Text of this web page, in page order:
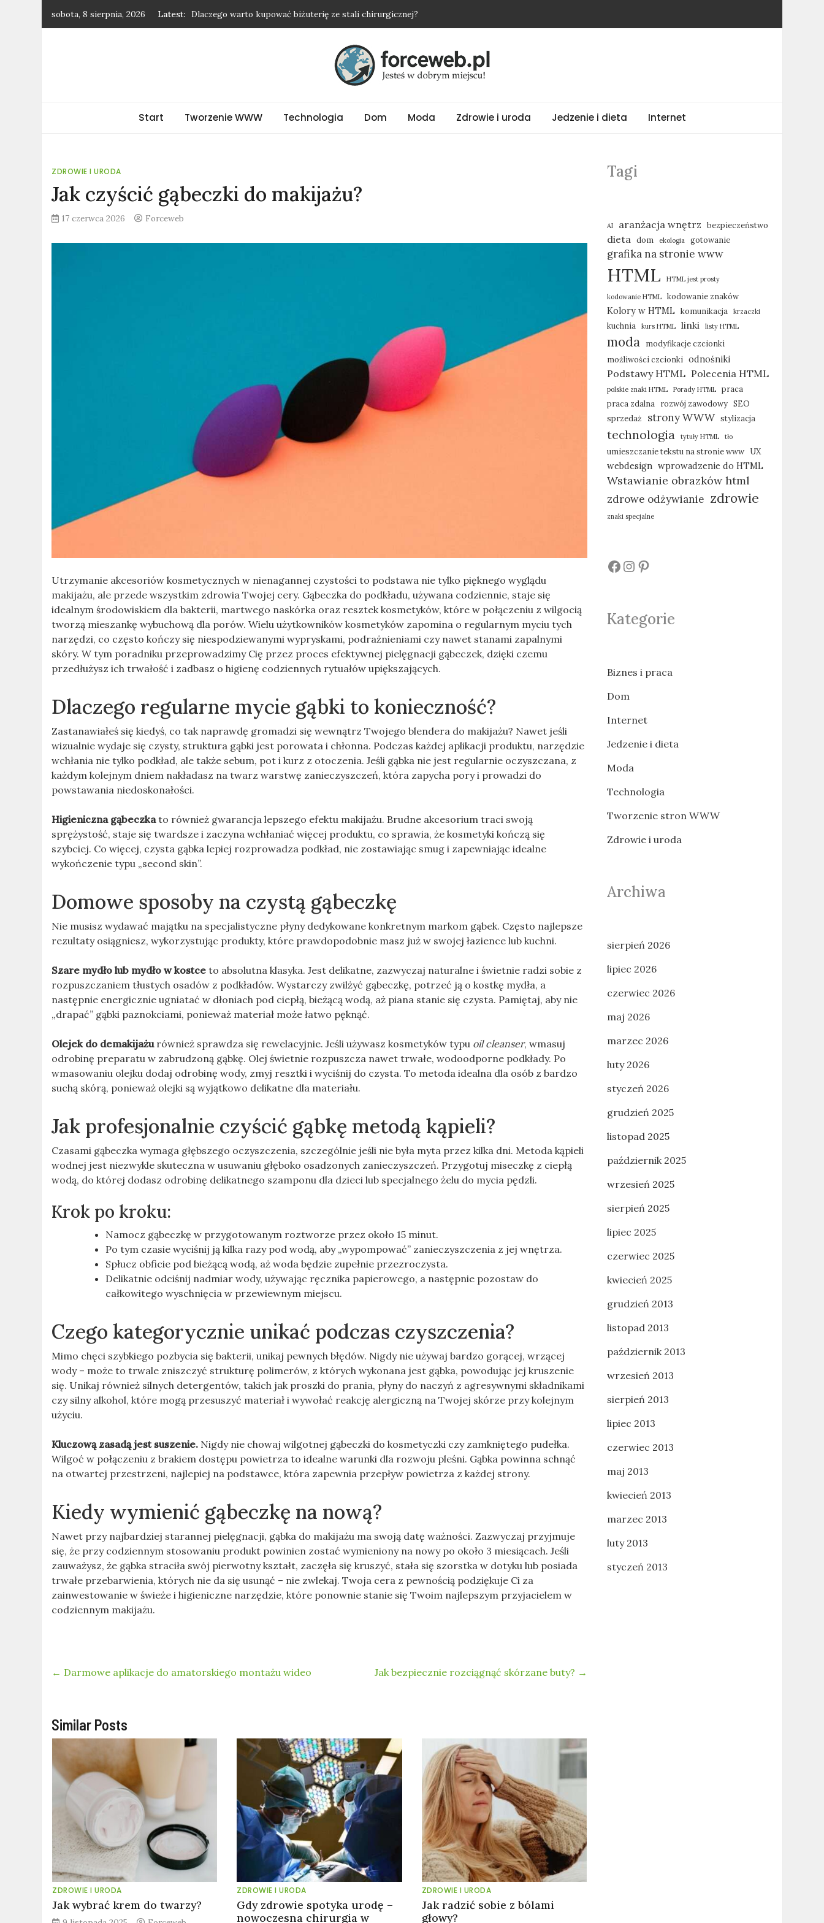
sobota, 8 sierpnia, 2026 Latest: Dlaczego warto kupować biżuterię ze stali chirurgicznej?
Jak negocjować podwyżkę i nie wyjść na osobę roszczeniową?
Dodatki, które odmienią nawet najprostszy strój
Lniane koszule – idealny wybór na upalne dni
forceweb.pl
Start Tworzenie WWW Technologia Dom Moda Zdrowie i uroda Jedzenie i dieta Internet
ZDROWIE I URODA
Jak czyścić gąbeczki do makijażu?
17 czerwca 2026 Forceweb
Utrzymanie akcesoriów kosmetycznych w nienagannej czystości to podstawa nie tylko pięknego wyglądu
makijażu, ale przede wszystkim zdrowia Twojej cery. Gąbeczka do podkładu, używana codziennie, staje się
idealnym środowiskiem dla bakterii, martwego naskórka oraz resztek kosmetyków, które w połączeniu z wilgocią
tworzą mieszankę wybuchową dla porów. Wielu użytkowników kosmetyków zapomina o regularnym myciu tych
narzędzi, co często kończy się niespodziewanymi wypryskami, podrażnieniami czy nawet stanami zapalnymi
skóry. W tym poradniku przeprowadzimy Cię przez proces efektywnej pielęgnacji gąbeczek, dzięki czemu
przedłużysz ich trwałość i zadbasz o higienę codziennych rytuałów upiększających.
Dlaczego regularne mycie gąbki to konieczność?
Zastanawiałeś się kiedyś, co tak naprawdę gromadzi się wewnątrz Twojego blendera do makijażu? Nawet jeśli
wizualnie wydaje się czysty, struktura gąbki jest porowata i chłonna. Podczas każdej aplikacji produktu, narzędzie
wchłania nie tylko podkład, ale także sebum, pot i kurz z otoczenia. Jeśli gąbka nie jest regularnie oczyszczana, z
każdym kolejnym dniem nakładasz na twarz warstwę zanieczyszczeń, która zapycha pory i prowadzi do
powstawania niedoskonałości.
Higieniczna gąbeczkato również gwarancja lepszego efektu makijażu. Brudne akcesorium traci swoją
sprężystość, staje się twardsze i zaczyna wchłaniać więcej produktu, co sprawia, że kosmetyki kończą się
szybciej. Co więcej, czysta gąbka lepiej rozprowadza podkład, nie zostawiając smug i zapewniając idealne
wykończenie typu „second skin”.
Domowe sposoby na czystą gąbeczkę
Nie musisz wydawać majątku na specjalistyczne płyny dedykowane konkretnym markom gąbek. Często najlepsze
rezultaty osiągniesz, wykorzystując produkty, które prawdopodobnie masz już w swojej łazience lub kuchni.
Szare mydło lub mydło w kostce to absolutna klasyka. Jest delikatne, zazwyczaj naturalne i świetnie radzi sobie z
rozpuszczaniem tłustych osadów z podkładów. Wystarczy zwilżyć gąbeczkę, potrzeć ją o kostkę mydła, a
następnie energicznie ugniatać w dłoniach pod ciepłą, bieżącą wodą, aż piana stanie się czysta. Pamiętaj, aby nie
„drapać” gąbki paznokciami, ponieważ materiał może łatwo pęknąć.
Olejek do demakijażurównież sprawdza się rewelacyjnie. Jeśli używasz kosmetyków typu oil cleanser, wmasuj
odrobinę preparatu w zabrudzoną gąbkę. Olej świetnie rozpuszcza nawet trwałe, wodoodporne podkłady. Po
wmasowaniu olejku dodaj odrobinę wody, zmyj resztki i wyciśnij do czysta. To metoda idealna dla osób z bardzo
suchą skórą, ponieważ olejki są wyjątkowo delikatne dla materiału.
Jak profesjonalnie czyścić gąbkę metodą kąpieli?
Czasami gąbeczka wymaga głębszego oczyszczenia, szczególnie jeśli nie była myta przez kilka dni. Metoda kąpieli
wodnej jest niezwykle skuteczna w usuwaniu głęboko osadzonych zanieczyszczeń. Przygotuj miseczkę z ciepłą
wodą, do której dodasz odrobinę delikatnego szamponu dla dzieci lub specjalnego żelu do mycia pędzli.
Krok po kroku:
Namocz gąbeczkę w przygotowanym roztworze przez około 15 minut.
Po tym czasie wyciśnij ją kilka razy pod wodą, aby „wypompować” zanieczyszczenia z jej wnętrza.
Spłucz obficie pod bieżącą wodą, aż woda będzie zupełnie przezroczysta.
Delikatnie odciśnij nadmiar wody, używając ręcznika papierowego, a następnie pozostaw do
całkowitego wyschnięcia w przewiewnym miejscu.
Czego kategorycznie unikać podczas czyszczenia?
Mimo chęci szybkiego pozbycia się bakterii, unikaj pewnych błędów. Nigdy nie używaj bardzo gorącej, wrzącej
wody – może to trwale zniszczyć strukturę polimerów, z których wykonana jest gąbka, powodując jej kruszenie
się. Unikaj również silnych detergentów, takich jak proszki do prania, płyny do naczyń z agresywnymi składnikami
czy silny alkohol, które mogą przesuszyć materiał i wywołać reakcję alergiczną na Twojej skórze przy kolejnym
użyciu.
Kluczową zasadą jest suszenie. Nigdy nie chowaj wilgotnej gąbeczki do kosmetyczki czy zamkniętego pudełka.
Wilgoć w połączeniu z brakiem dostępu powietrza to idealne warunki dla rozwoju pleśni. Gąbka powinna schnąć
na otwartej przestrzeni, najlepiej na podstawce, która zapewnia przepływ powietrza z każdej strony.
Kiedy wymienić gąbeczkę na nową?
Nawet przy najbardziej starannej pielęgnacji, gąbka do makijażu ma swoją datę ważności. Zazwyczaj przyjmuje
się, że przy codziennym stosowaniu produkt powinien zostać wymieniony na nowy po około 3 miesiącach. Jeśli
zauważysz, że gąbka straciła swój pierwotny kształt, zaczęła się kruszyć, stała się szorstka w dotyku lub posiada
trwałe przebarwienia, których nie da się usunąć – nie zwlekaj. Twoja cera z pewnością podziękuje Ci za
zainwestowanie w świeże i higieniczne narzędzie, które ponownie stanie się Twoim najlepszym przyjacielem w
codziennym makijażu.
← Darmowe aplikacje do amatorskiego montażu wideo Jak bezpiecznie rozciągnąć skórzane buty? →
Similar Posts
ZDROWIE I URODA
Jak wybrać krem do twarzy?
ZDROWIE I URODA
Gdy zdrowie spotyka urodę –
nowoczesna chirurgia w
ZDROWIE I URODA
Jak radzić sobie z bólami
głowy?
Tagi
AI aranżacja wnętrz bezpieczeństwo
dieta dom ekologia gotowanie
grafika na stronie www
HTML HTML jest prosty
kodowanie HTML kodowanie znaków
Kolory w HTML komunikacja krzaczki
kuchnia kurs HTML linki listy HTML
moda
modyfikacje czcionki
możliwości czcionki
odnośniki
Podstawy HTML Polecenia HTML
polskie znaki HTML Porady HTML
praca
praca zdalna
rozwój zawodowy SEO
sprzedaż
strony WWW stylizacja
technologia tytuły HTML tło
umieszczanie tekstu na stronie www UX
webdesign wprowadzenie do HTML
Wstawianie obrazków html
zdrowe odżywianie zdrowie
znaki specjalne
# # #
Kategorie
Biznes i praca
Dom
Internet
Jedzenie i dieta
Moda
Technologia
Tworzenie stron WWW
Zdrowie i uroda
Archiwa
sierpień 2026
lipiec 2026
czerwiec 2026
maj 2026
marzec 2026
luty 2026
styczeń 2026
grudzień 2025
listopad 2025
październik 2025
wrzesień 2025
sierpień 2025
lipiec 2025
czerwiec 2025
kwiecień 2025
grudzień 2013
listopad 2013
październik 2013
wrzesień 2013
sierpień 2013
lipiec 2013
czerwiec 2013
maj 2013
kwiecień 2013
marzec 2013
luty 2013
styczeń 2013